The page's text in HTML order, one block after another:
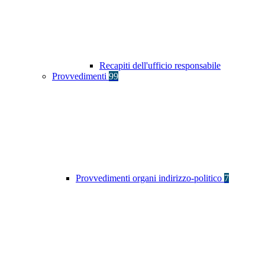
Recapiti dell'ufficio responsabile
Provvedimenti 99
Provvedimenti organi indirizzo-politico 7